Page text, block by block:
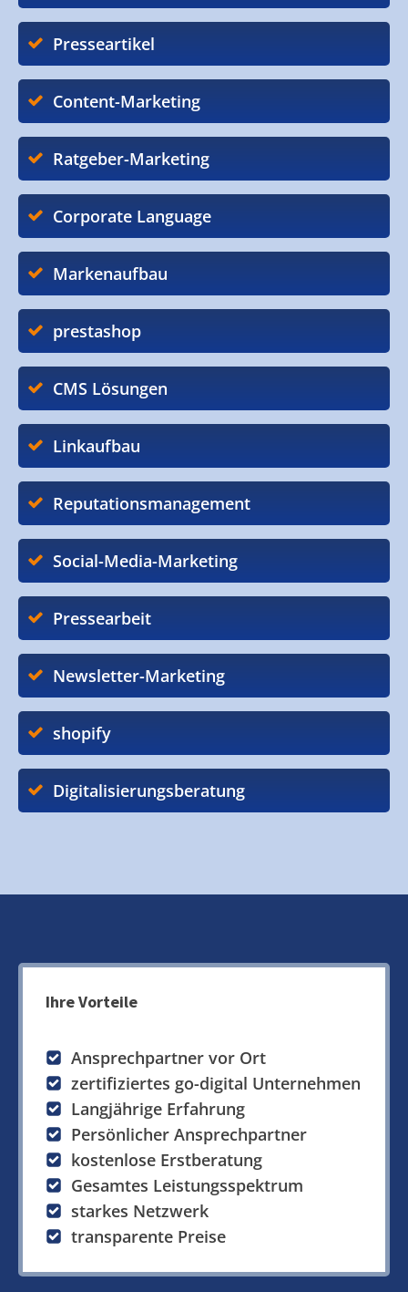
Presseartikel
Content-Marketing
Ratgeber-Marketing
Corporate Language
Markenaufbau
prestashop
CMS Lösungen
Linkaufbau
Reputationsmanagement
Social-Media-Marketing
Pressearbeit
Newsletter-Marketing
shopify
Digitalisierungsberatung
Ihre Vorteile
Ansprechpartner vor Ort
zertifiziertes go-digital Unternehmen
Langjährige Erfahrung
Persönlicher Ansprechpartner
kostenlose Erstberatung
Gesamtes Leistungsspektrum
starkes Netzwerk
transparente Preise